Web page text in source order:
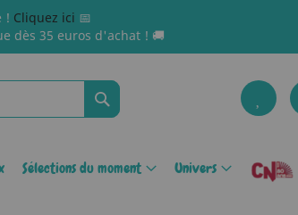
! Cliquez ici 📅
dès 35 euros d'achat ! 🚚
Rechercher
Sélections du moment Univers